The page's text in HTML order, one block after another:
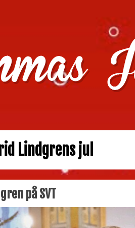
julklappstips, julkalendrar,
Lindgrens jul
på SVT